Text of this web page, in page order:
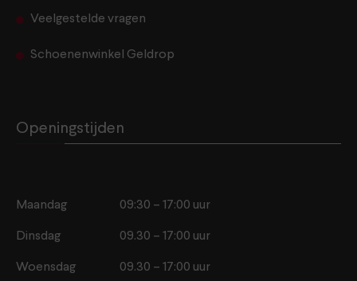
Veelgestelde vragen
Schoenenwinkel Geldrop
Openingstijden
Maandag 09:30 – 17:00 uur
Dinsdag 09.30 – 17:00 uur
Woensdag 09.30 – 17:00 uur